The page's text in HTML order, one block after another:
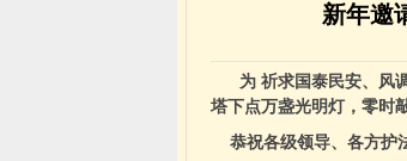
新年邀
为 祈求国泰民安、风
塔下点万盏光明灯，零时
恭祝各级领导、各方护